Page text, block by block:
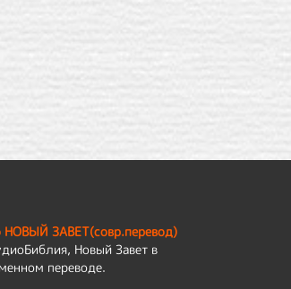
НОВЫЙ ЗАВЕТ(совр.перевод)
Новый Завет в
переводе.